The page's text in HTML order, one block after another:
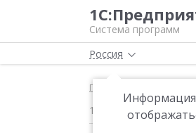
Система программ
Россия
Информация
Главная
18.09.2014